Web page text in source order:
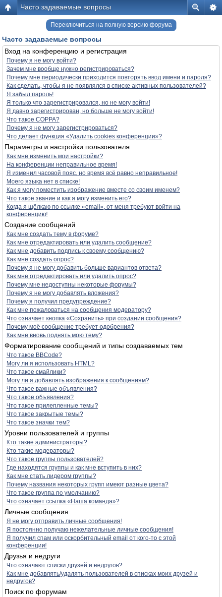
Часто задаваемые вопросы
Переключиться на полную версию форума
Часто задаваемые вопросы
Вход на конференцию и регистрация
Почему я не могу войти?
Зачем мне вообще нужно регистрироваться?
Почему мне периодически приходится повторять ввод имени и пароля?
Как сделать, чтобы я не появлялся в списке активных пользователей?
Я забыл пароль!
Я только что зарегистрировался, но не могу войти!
Я давно зарегистрирован, но больше не могу войти!
Что такое COPPA?
Почему я не могу зарегистрироваться?
Что делает функция «Удалить cookies конференции»?
Параметры и настройки пользователя
Как мне изменить мои настройки?
На конференции неправильное время!
Я изменил часовой пояс, но время всё равно неправильное!
Моего языка нет в списке!
Как я могу поместить изображение вместе со своим именем?
Что такое звание и как я могу изменить его?
Когда я щёлкаю по ссылке «email», от меня требуют войти на
конференцию!
Создание сообщений
Как мне создать тему в форуме?
Как мне отредактировать или удалить сообщение?
Как мне добавить подпись к своему сообщению?
Как мне создать опрос?
Почему я не могу добавить больше вариантов ответа?
Как мне отредактировать или удалить опрос?
Почему мне недоступны некоторые форумы?
Почему я не могу добавлять вложения?
Почему я получил предупреждение?
Как мне пожаловаться на сообщения модератору?
Что означает кнопка «Сохранить» при создании сообщения?
Почему моё сообщение требует одобрения?
Как мне вновь поднять мою тему?
Форматирование сообщений и типы создаваемых тем
Что такое BBCode?
Могу ли я использовать HTML?
Что такое смайлики?
Могу ли я добавлять изображения к сообщениям?
Что такое важные объявления?
Что такое объявления?
Что такое прилепленные темы?
Что такое закрытые темы?
Что такое значки тем?
Уровни пользователей и группы
Кто такие администраторы?
Кто такие модераторы?
Что такое группы пользователей?
Где находятся группы и как мне вступить в них?
Как мне стать лидером группы?
Почему названия некоторых групп имеют разные цвета?
Что такое группа по умолчанию?
Что означает ссылка «Наша команда»?
Личные сообщения
Я не могу отправить личные сообщения!
Я постоянно получаю нежелательные личные сообщения!
Я получил спам или оскорбительный email от кого-то с этой
конференции!
Друзья и недруги
Что означают списки друзей и недругов?
Как мне добавлять/удалять пользователей в списках моих друзей и
недругов?
Поиск по форумам